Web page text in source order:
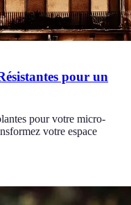
pour un
pour votre micro-
votre espace